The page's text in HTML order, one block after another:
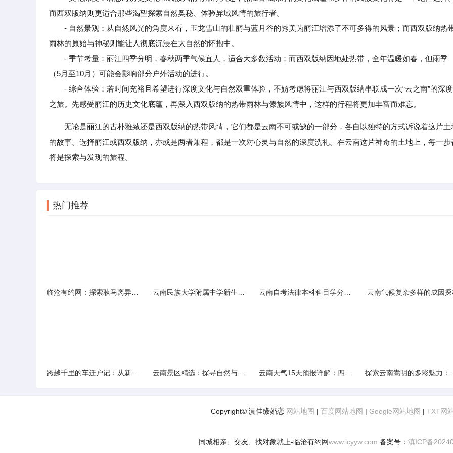
而西双版纳则更适合那些渴望探索自然奥秘、体验异域风情的旅行者。
- 自然景观：从自然风光的角度来看，玉龙雪山的壮丽与蓝月谷的秀美为丽江增添了不可多得的风景；而西双版纳热
雨林的原始与神秘则能让人彻底沉浸在大自然的怀抱中。
- 季节考量：丽江四季分明，春秋两季气候宜人，适合大多数活动；而西双版纳因地处热带，全年温暖如春，但雨季
（5月至10月）可能会影响部分户外活动的进行。
- 综合体验：若时间充裕且希望进行深度文化与自然双重体验，不妨考虑将丽江与西双版纳串联成一次“云之南”的深度
之旅。先感受丽江的历史文化底蕴，再深入西双版纳的热带雨林与傣族风情中，这样的行程将更加丰富而难忘。
无论是丽江的古朴雅致还是西双版纳的热带风情，它们都是云南不可或缺的一部分，各自以独特的方式诉说着这片土
的故事。选择丽江或西双版纳，亦或是两者兼程，都是一次对心灵与自然的深度洗礼。在云南这片神奇的土地上，每一步
将是探索与发现的旅程。
热门推荐
云南气候复杂多样的成因
Copyright© 滇佳缘婚恋 网站地图 | 百度网站地图 | Google网站地图 | TXT网
同城相亲、交友、找对象就上-临沧有约网www.lcyyw.com 备案号： 滇ICP备